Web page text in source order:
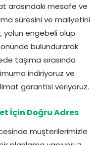
arasındaki mesafe ve
süresini ve maliyetini
yolun engebeli olup
bulundurarak
taşıma sırasında
indiriyoruz ve
garantisi veriyoruz.
İçin Doğru Adres
müşterilerimizle